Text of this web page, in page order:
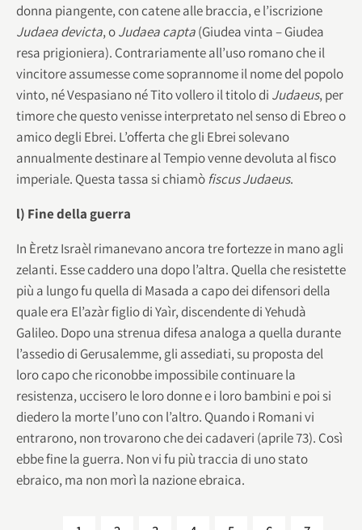
donna piangente, con catene alle braccia, e l’iscrizione
Judaea devicta, oJudaea capta(Giudea vinta – Giudea
resa prigioniera). Contrariamente all’uso romano che il
vincitore assumesse come soprannome il nome del popolo
vinto, né Vespasiano né Tito vollero il titolo di Judaeus, per
timore che questo venisse interpretato nel senso di Ebreo o
amico degli Ebrei. L’offerta che gli Ebrei solevano
annualmente destinare al Tempio venne devoluta al fisco
imperiale. Questa tassa si chiamòfiscus Judaeus.
l) Fine della guerra
In Èretz Israèl rimanevano ancora tre fortezze in mano agli
zelanti. Esse caddero una dopo l’altra. Quella che resistette
più a lungo fu quella di Masada a capo dei difensori della
quale era El’azàr figlio di Yaìr, discendente di Yehudà
Galileo. Dopo una strenua difesa analoga a quella durante
l’assedio di Gerusalemme, gli assediati, su proposta del
loro capo che riconobbe impossibile continuare la
resistenza, uccisero le loro donne e i loro bambini e poi si
diedero la morte l’uno con l’altro. Quando i Romani vi
entrarono, non trovarono che dei cadaveri (aprile 73). Così
ebbe fine la guerra. Non vi fu più traccia di uno stato
ebraico, ma non morì la nazione ebraica.